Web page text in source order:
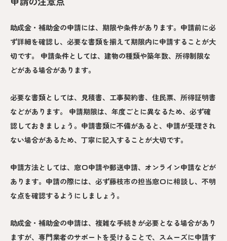
助成金・補助金の申請には、期限や条件があります。申請前に必
ず詳細を確認し、必要な書類を揃えて期限内に申請することが大
切です。 申請条件としては、建物の種類や築年数、所得制限な
どがある場合があります。
必要な書類としては、見積書、工事契約書、住民票、所得証明書
などがあります。 申請期限は、年度ごとに異なるため、必ず確
認しておきましょう。申請書類に不備があると、申請が受理され
ない場合があるため、丁寧に記入することが大切です。
申請方法としては、窓口申請や郵送申請、オンライン申請などが
あります。申請の際には、必ず藤枝市の担当窓口に相談し、不明
な点を確認するようにしましょう。
助成金・補助金の申請は、複雑な手続きが必要となる場合があり
ますが、専門業者のサポートを受けることで、スムーズに申請す